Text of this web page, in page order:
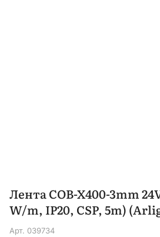
Лента COB-X400-3mm
W/m, IP20, CSP, 5m)
Арт. 039734